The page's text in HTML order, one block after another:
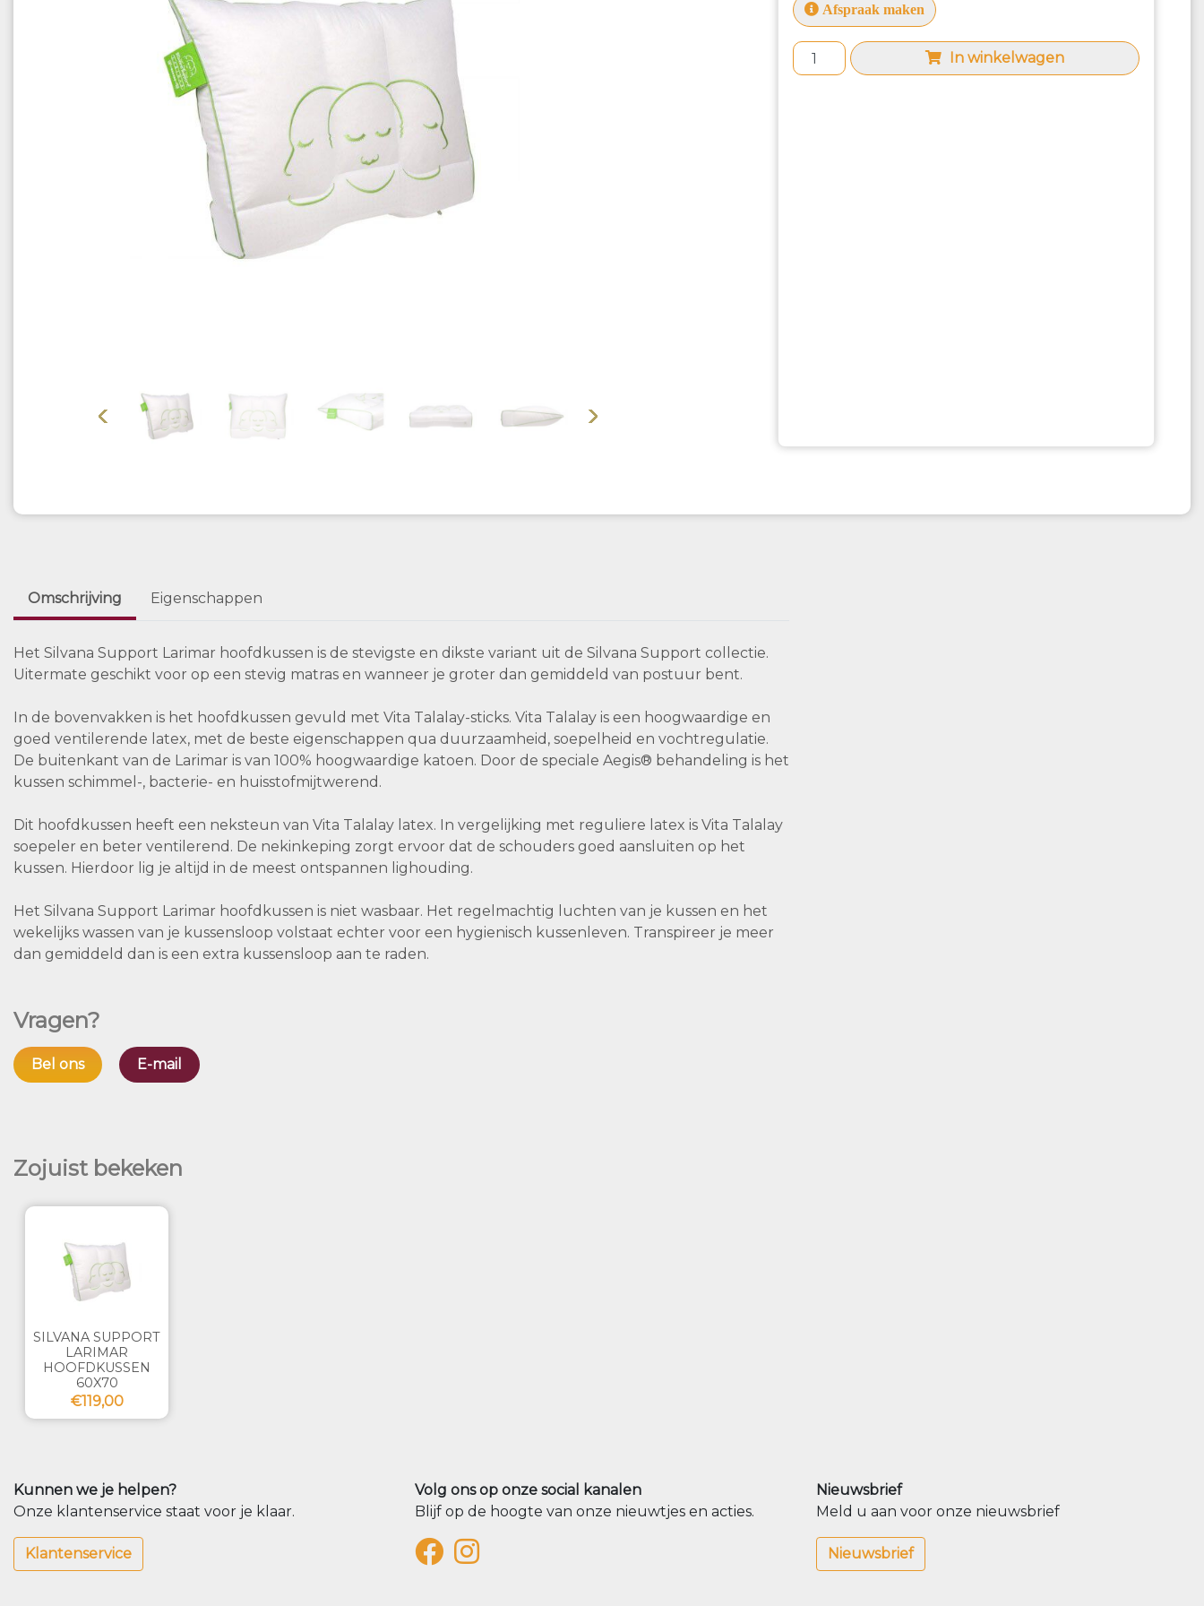
Vorige Volgende
Afspraak maken
In winkelwagen
Omschrijving Eigenschappen
Het Silvana Support Larimar hoofdkussen is de stevigste en dikste variant uit de Silvana Support collectie.
Uitermate geschikt voor op een stevig matras en wanneer je groter dan gemiddeld van postuur bent.
In de bovenvakken is het hoofdkussen gevuld met Vita Talalay-sticks. Vita Talalay is een hoogwaardige en
goed ventilerende latex, met de beste eigenschappen qua duurzaamheid, soepelheid en vochtregulatie.
De buitenkant van de Larimar is van 100% hoogwaardige katoen. Door de speciale Aegis® behandeling is het
kussen schimmel-, bacterie- en huisstofmijtwerend.
Dit hoofdkussen heeft een neksteun van Vita Talalay latex. In vergelijking met reguliere latex is Vita Talalay
soepeler en beter ventilerend. De nekinkeping zorgt ervoor dat de schouders goed aansluiten op het
kussen. Hierdoor lig je altijd in de meest ontspannen lighouding.
Het Silvana Support Larimar hoofdkussen is niet wasbaar. Het regelmachtig luchten van je kussen en het
wekelijks wassen van je kussensloop volstaat echter voor een hygienisch kussenleven. Transpireer je meer
dan gemiddeld dan is een extra kussensloop aan te raden.
Vragen?
Bel ons E-mail
Zojuist bekeken
SILVANA SUPPORT
LARIMAR
HOOFDKUSSEN
60X70
€119,00
Kunnen we je helpen?
Onze klantenservice staat voor je klaar.
Klantenservice
Volg ons op onze social kanalen
Blijf op de hoogte van onze nieuwtjes en acties.
Nieuwsbrief
Meld u aan voor onze nieuwsbrief
Nieuwsbrief